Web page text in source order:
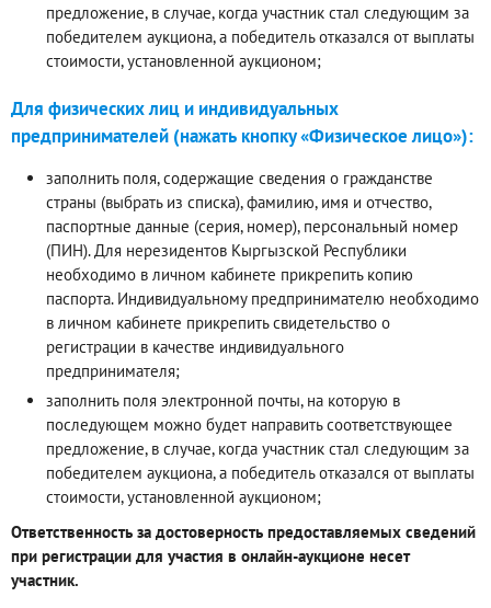
предложение, в случае, когда участник стал следующим за
победителем аукциона, а победитель отказался от выплаты
стоимости, установленной аукционом;
Для физических лиц и индивидуальных
предпринимателей (нажать кнопку «Физическое лицо»):
заполнить поля, содержащие сведения о гражданстве
страны (выбрать из списка), фамилию, имя и отчество,
паспортные данные (серия, номер), персональный номер
(ПИН). Для нерезидентов Кыргызской Республики
необходимо в личном кабинете прикрепить копию
паспорта. Индивидуальному предпринимателю необходимо
в личном кабинете прикрепить свидетельство о
регистрации в качестве индивидуального
предпринимателя;
заполнить поля электронной почты, на которую в
последующем можно будет направить соответствующее
предложение, в случае, когда участник стал следующим за
победителем аукциона, а победитель отказался от выплаты
стоимости, установленной аукционом;
Ответственность за достоверность предоставляемых сведений
при регистрации для участия в онлайн-аукционе несет
участник.